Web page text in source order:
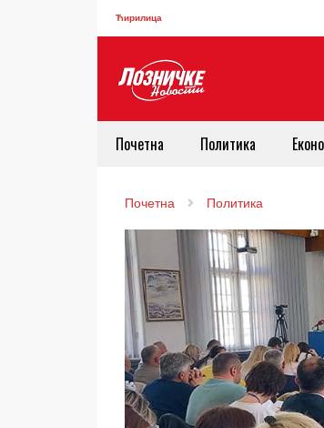
Ћирилица
Почетна Политика
Почетна Политика